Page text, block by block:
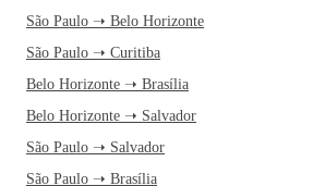
São Paulo ➝ Belo Horizonte
São Paulo ➝ Curitiba
Belo Horizonte ➝ Brasília
Belo Horizonte ➝ Salvador
São Paulo ➝ Salvador
São Paulo ➝ Brasília